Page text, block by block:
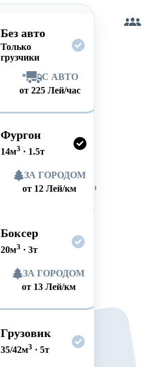
Без авто
Только
грузчики
*
С АВТО
от 225 Лей/час
Фургон
14м3 · 1.5т
ЗА ГОРОДОМ
от 12 Лей/км
Боксер
20м3 · 3т
ЗА ГОРОДОМ
от 13 Лей/км
Грузовик
35/42м3 · 5т